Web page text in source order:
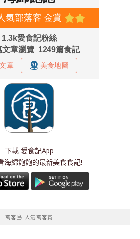
下載 愛食記App
海綿飽飽的最新美食食記!
窩客島 人氣窩客賞